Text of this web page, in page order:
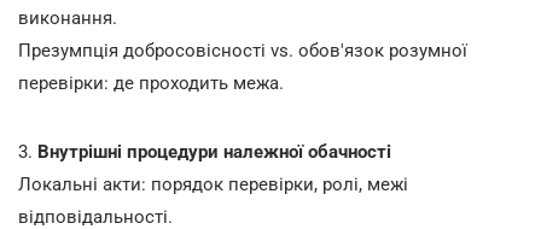
виконання.
Презумпція добросовісності vs. обов'язок розумної
перевірки: де проходить межа.
3. Внутрішні процедури належної обачності
Локальні акти: порядок перевірки, ролі, межі
відповідальності.